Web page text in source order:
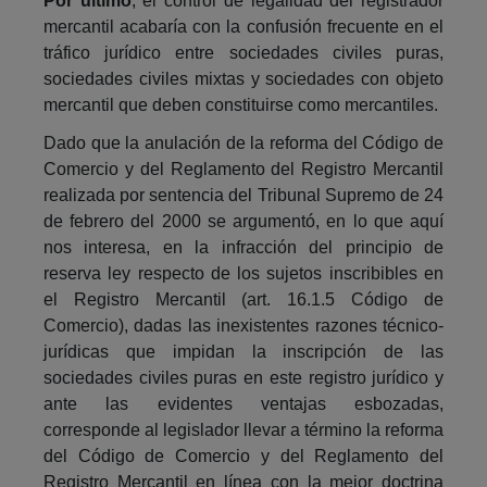
mercantil acabaría con la confusión frecuente en el
tráfico jurídico entre sociedades civiles puras,
sociedades civiles mixtas y sociedades con objeto
mercantil que deben constituirse como mercantiles.
Dado que la anulación de la reforma del Código de
Comercio y del Reglamento del Registro Mercantil
realizada por sentencia del Tribunal Supremo de 24
de febrero del 2000 se argumentó, en lo que aquí
nos interesa, en la infracción del principio de
reserva ley respecto de los sujetos inscribibles en
el Registro Mercantil (art. 16.1.5 Código de
Comercio), dadas las inexistentes razones técnico-
jurídicas que impidan la inscripción de las
sociedades civiles puras en este registro jurídico y
ante las evidentes ventajas esbozadas,
corresponde al legislador llevar a término la reforma
del Código de Comercio y del Reglamento del
Registro Mercantil en línea con la mejor doctrina